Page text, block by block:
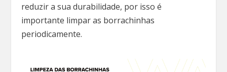
reduzir a sua durabilidade, por isso é
importante limpar as borrachinhas
periodicamente.